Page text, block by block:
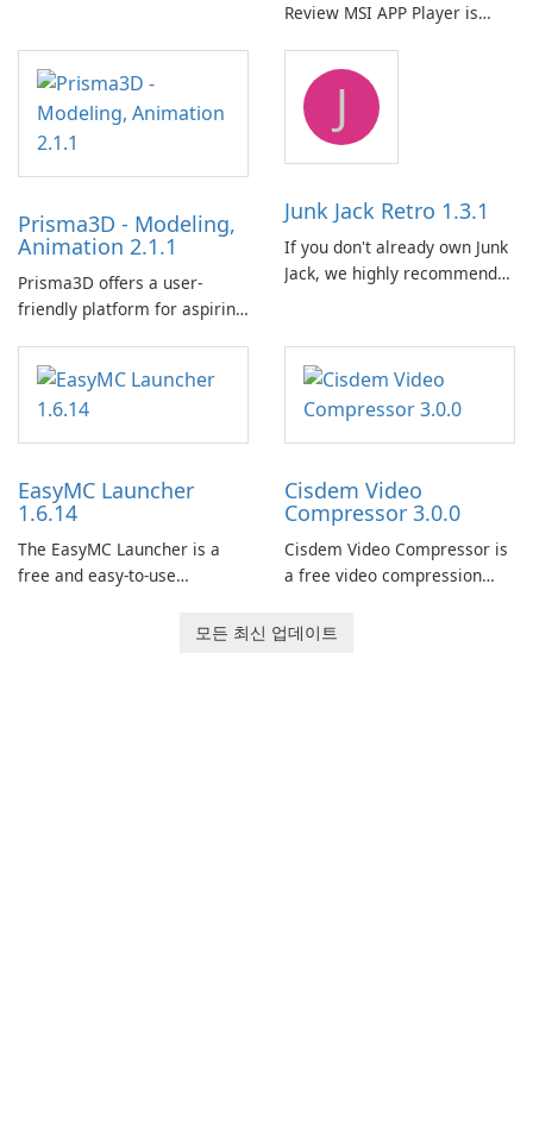
소프트웨어는 사용자에게 다양
한 장치와 전자책 형식에서 전
자책을 구성, 변환, 편집 및 동
기화하기 위한 포괄적인 솔루션
을 제공합니다.
Review MSI APP Player is
emulator built atop the
BlueStacks engine and tuned
for MSI hardware.
Prisma3D - Modeling,
Animation 2.1.1
Prisma3D offers a user-
friendly platform for aspiring
imagination to life. With a
wide range of tools and
features, this app allows
users to easily design 3D
captivating animated scenes.
J
Junk Jack Retro 1.3.1
If you don't already own Junk
Jack, we highly recommend
This game is where it all
began! Junk Jack Retro,
formerly known as Junk Jack,
EasyMC Launcher
1.6.14
The EasyMC Launcher is a
free and easy-to-use
developed by EasyMC. It
Cisdem Video
Compressor 3.0.0
Cisdem Video Compressor is
a free video compression
users to compress media
모든 최신 업데이트